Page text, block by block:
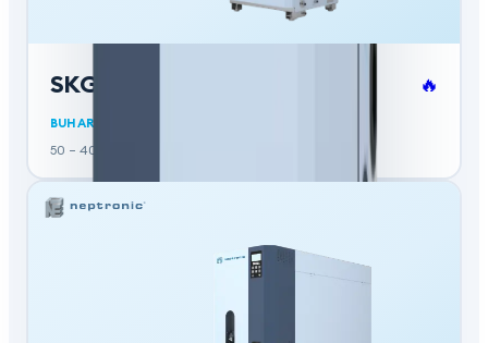
SKG4 🔥
BUHARLI NEMLENDIRICI (GAZLI)
50 – 400 kg/sa kapasiteli gazlı buhar nemlendirici.